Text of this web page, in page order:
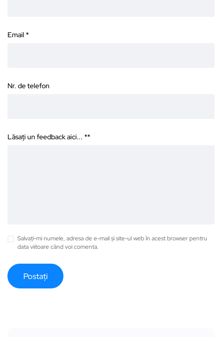
Email *
Nr. de telefon
Lăsați un feedback aici... **
Salvați-mi numele, adresa de e-mail și site-ul web în acest browser pentru
data viitoare când voi comenta.